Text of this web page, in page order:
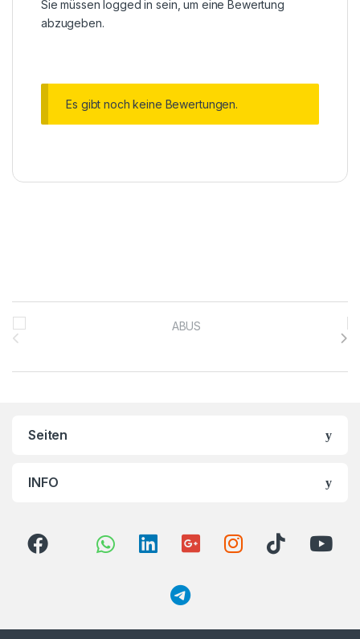
Sie müssenlogged in sein, um eine Bewertung
abzugeben.
Es gibt noch keine Bewertungen.
Brands Carousel
Seiten
INFO